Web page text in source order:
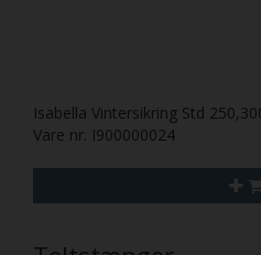
Isabella Vintersikring Std
Vare nr. I900000024